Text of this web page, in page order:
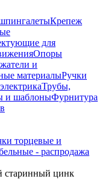
Крепеж
для
Опоры
и
материалыРучки
Трубы,
и шаблоныФурнитура
торцевые и
- распродажа
старинный цинк